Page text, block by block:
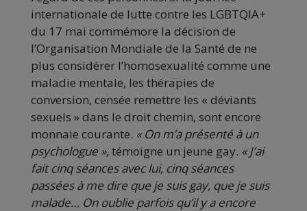
internationale de lutte contre les LGBTQIA+
du 17 mai commémore la décision de
l’Organisation Mondiale de la Santé de ne
plus considérer l’homosexualité comme une
maladie mentale, les thérapies de
conversion, censée remettre les « déviants
sexuels » dans le droit chemin, sont encore
monnaie courante. « On m’a présenté à un
psychologue »,témoigne un jeune gay. « J’ai
fait cinq séances avec lui, cinq séances
passées à me dire que je suis gay, que je suis
malade… On oublie parfois qu’il y a encore